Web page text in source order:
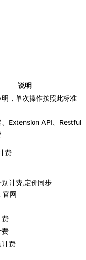
说明
，单次操作按照此标准
、Extension API、Restful
费
计费,定价同步
官网
费
费
计费